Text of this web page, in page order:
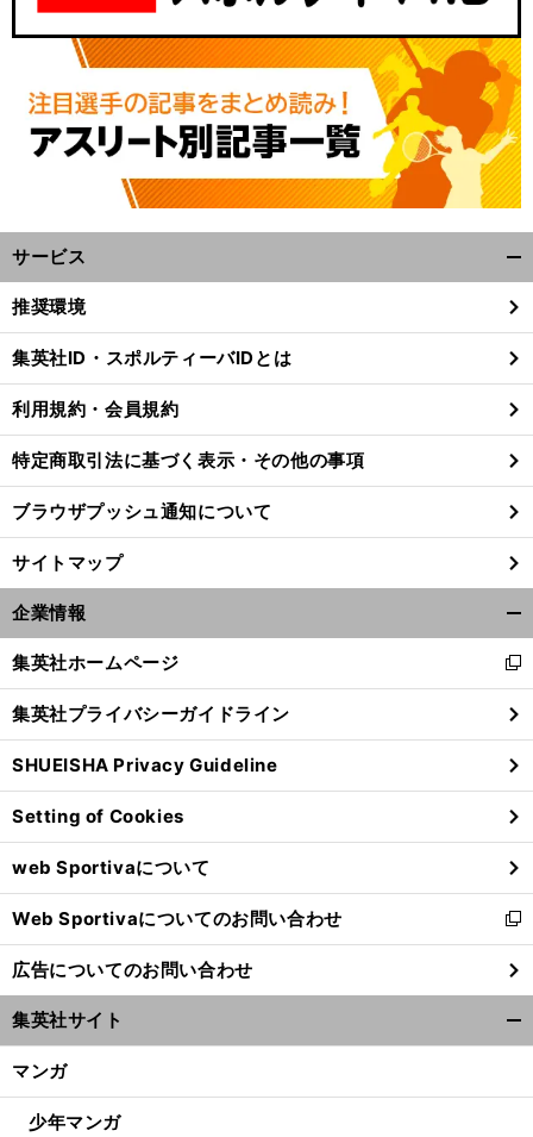
前
サービス
閉
る
推奨環境
集英社ID・スポルティーバIDとは
利用規約・会員規約
特定商取引法に基づく表示・その他の事項
ブラウザプッシュ通知について
サイトマップ
企業情報
閉
る
集英社ホームページ
新
し
い
ウ
ィ
ン
ド
ウ
で
開
く
集英社プライバシーガイドライン
SHUEISHA Privacy Guideline
Setting of Cookies
web Sportivaについて
Web Sportivaについてのお問い合わせ
新
し
い
ウ
ィ
ン
ウ
広告についてのお問い合わせ
集英社サイト
マンガ
少年マンガ